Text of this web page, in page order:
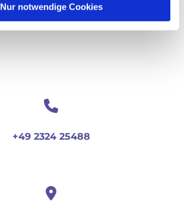
Nur notwendige Cookies
+49 2324 25488